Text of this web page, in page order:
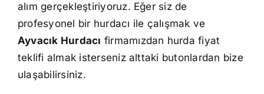
alım gerçekleştiriyoruz. Eğer siz de
profesyonel bir hurdacı ile çalışmak ve
Ayvacık Hurdacı firmamızdan hurda fiyat
teklifi almak isterseniz alttaki butonlardan bize
ulaşabilirsiniz.